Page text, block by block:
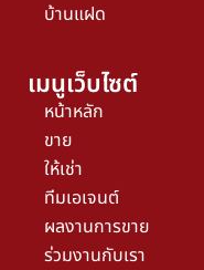
บ้านแฝด
เมนูเว็บไซต์
หน้าหลัก
ขาย
ให้เช่า
ทีมเอเจนต์
ผลงานการขาย
ร่วมงานกับเรา